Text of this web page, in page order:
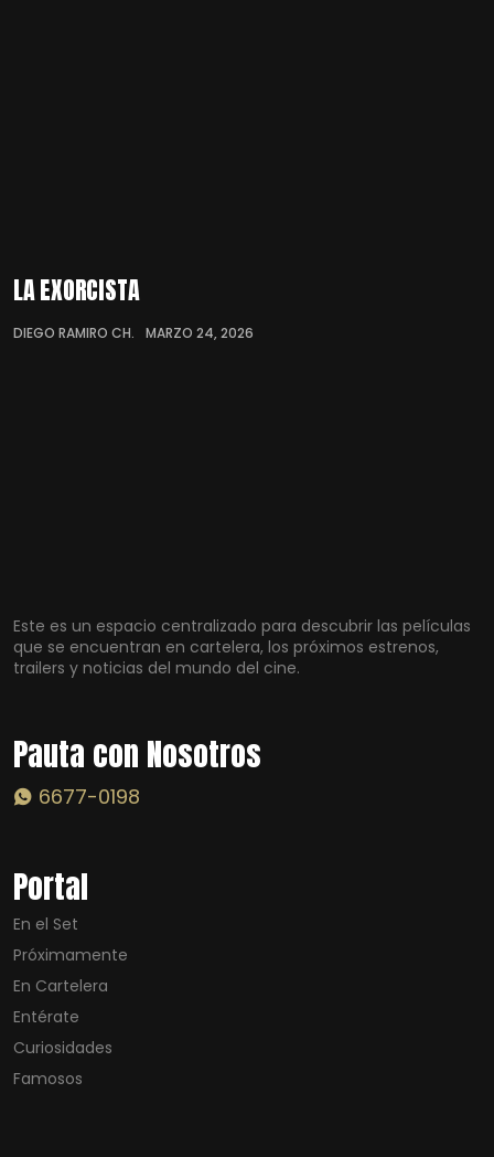
LA EXORCISTA
DIEGO RAMIRO CH. MARZO 24, 2026
Este es un espacio centralizado para descubrir las películas
que se encuentran en cartelera, los próximos estrenos,
trailers y noticias del mundo del cine.
Pauta con Nosotros
6677-0198
Portal
En el Set
Próximamente
En Cartelera
Entérate
Curiosidades
Famosos